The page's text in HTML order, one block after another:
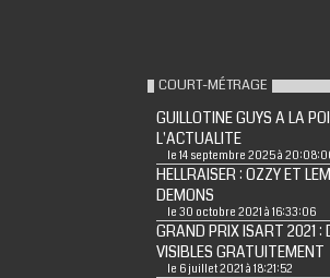
COURT-MÉTRAGE
GUILLOTINE GUYS A LA
L'ACTUALITE
le 14 septembre 2025 à
HELLRAISER : OZZY ET
DEMONS
le 30 octobre 2021 à 16:33:06
GRAND PRIX ISART 2021 :
VISIBLES GRATUITEMENT
le 6 juillet 2021 à 18:21:52